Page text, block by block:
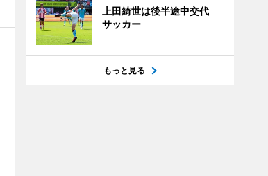
上田綺世は後半途中交代
サッカー
もっと見る